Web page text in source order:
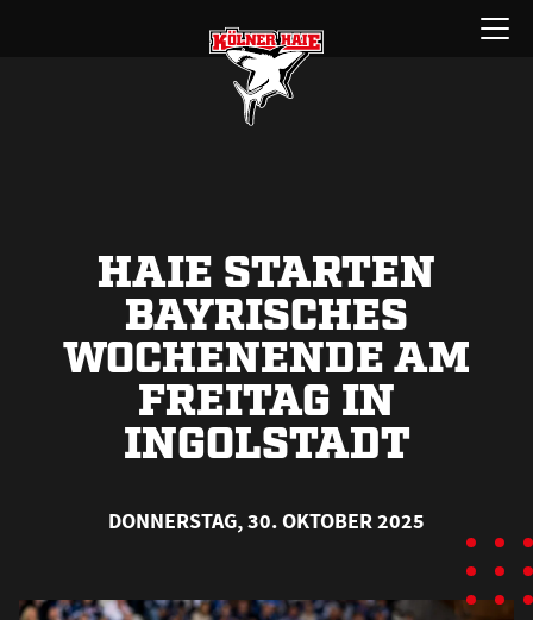
Menü
öffnen
HAIE STARTEN
BAYRISCHES
WOCHENENDE AM
FREITAG IN
INGOLSTADT
DONNERSTAG, 30. OKTOBER 2025